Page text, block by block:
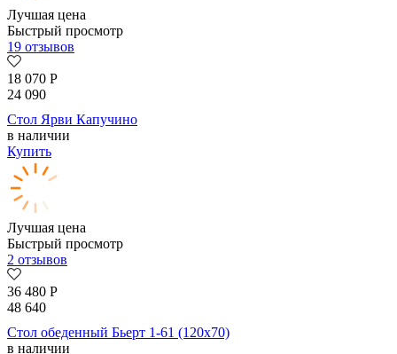
Лучшая цена
Быстрый просмотр
19 отзывов
18 070 Р
24 090
Стол Ярви Капучино
в наличии
Купить
Лучшая цена
Быстрый просмотр
2 отзывов
36 480 Р
48 640
Стол обеденный Бьерт 1-61 (120х70)
в наличии